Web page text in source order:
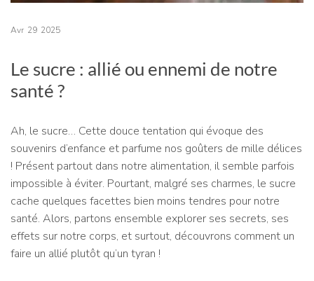
Avr 29 2025
Le sucre : allié ou ennemi de notre
santé ?
Ah, le sucre… Cette douce tentation qui évoque des
souvenirs d’enfance et parfume nos goûters de mille délices
! Présent partout dans notre alimentation, il semble parfois
impossible à éviter. Pourtant, malgré ses charmes, le sucre
cache quelques facettes bien moins tendres pour notre
santé. Alors, partons ensemble explorer ses secrets, ses
effets sur notre corps, et surtout, découvrons comment un
faire un allié plutôt qu’un tyran !